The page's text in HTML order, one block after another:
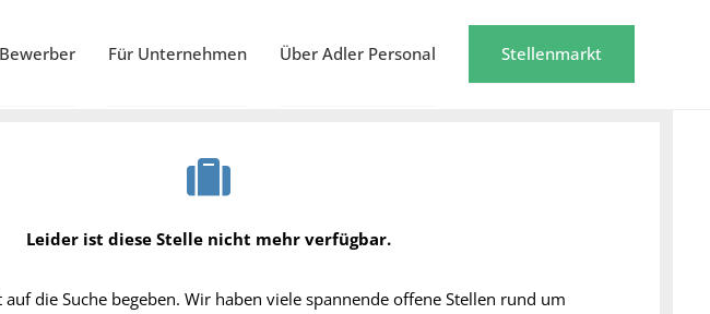
Für Unternehmen Über Adler Personal Stellenmarkt
Leider ist diese Stelle nicht mehr verfügbar.
die Suche begeben. Wir haben viele spannende offene Stellen rund um